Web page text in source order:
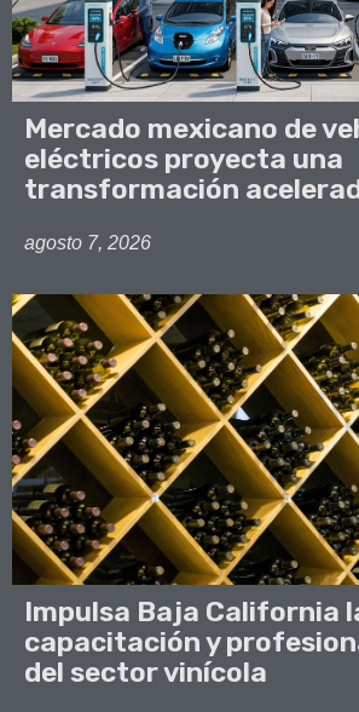
Mercado mexicano de
eléctricos proyecta una
transformación
agosto 7, 2026
Impulsa Baja California
capacitación y
del sector vinícola